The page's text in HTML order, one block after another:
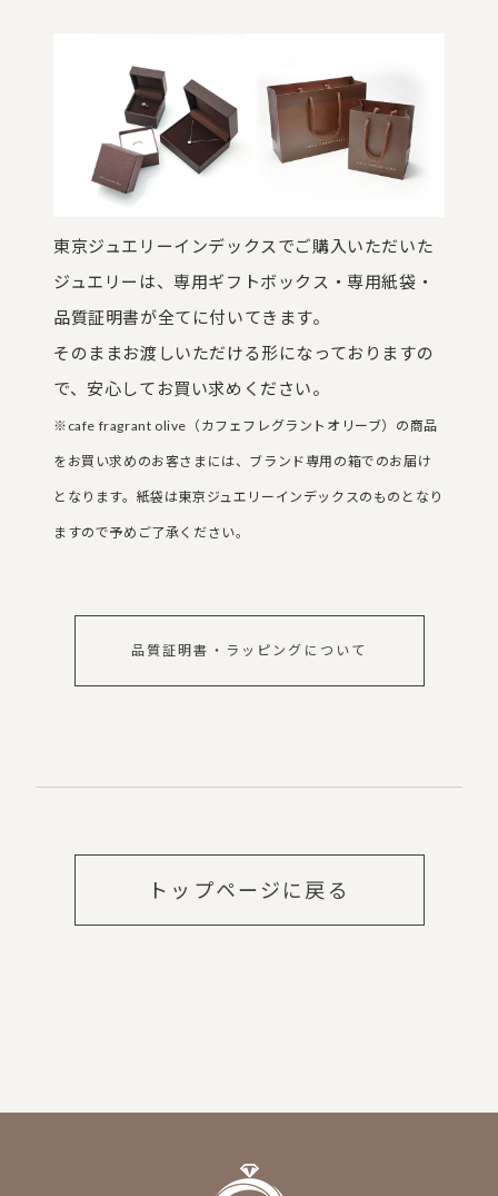
東京ジュエリーインデックスでご購入いただいた
ジュエリーは、専用ギフトボックス・専用紙袋・
品質証明書が全てに付いてきます。
そのままお渡しいただける形になっておりますの
で、安心してお買い求めください。
※cafe fragrant olive（カフェフレグラントオリーブ）の商品
をお買い求めのお客さまには、ブランド専用の箱でのお届け
となります。紙袋は東京ジュエリーインデックスのものとなり
ますので予めご了承ください。
品質証明書・ラッピングについて
トップページに戻る